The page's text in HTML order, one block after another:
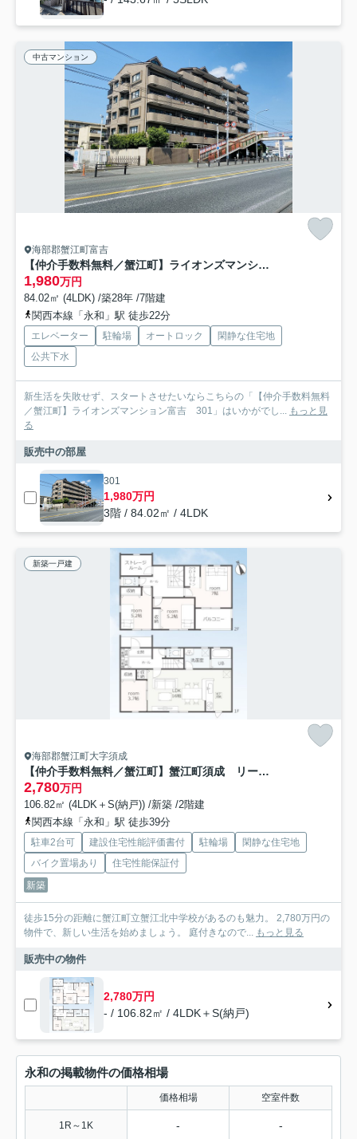
中古マンション
海部郡蟹江町富吉
【仲介手数料無料／蟹江町】ライオンズマンション富吉 301
1,980万円
84.02㎡ (4LDK) /築28年 /7階建
関西本線「永和」駅 徒歩22分
エレベーター 駐輪場 オートロック
閑静な住宅地
公共下水
新生活を失敗せず、スタートさせたいならこちらの「【仲介手数料無料
／蟹江町】ライオンズマンション富吉 301」はいかがでし... もっと見
る
販売中の部屋
301
1,980万円
3階 / 84.02㎡ / 4LDK
新築一戸建
海部郡蟹江町大字須成
【仲介手数料無料／蟹江町】蟹江町須成 リーブルガーデン 新築戸建
2,780万円
106.82㎡ (4LDK＋S(納戸)) /新築 /2階建
関西本線「永和」駅 徒歩39分
駐車2台可 建設住宅性能評価書付 駐輪場
閑静な住宅地
バイク置場あり
住宅性能保証付
新築
徒歩15分の距離に蟹江町立蟹江北中学校があるのも魅力。 2,780万円の
物件で、新しい生活を始めましょう。 庭付きなので... もっと見る
販売中の物件
2,780万円
- / 106.82㎡ / 4LDK＋S(納戸)
永和の掲載物件の価格相場
価格相場 空室件数
1R～1K - -